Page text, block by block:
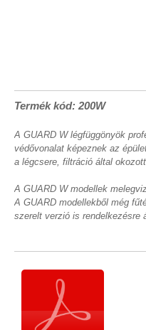
Termék kód: 200W
A GUARD W légfüggönyök
védővonalat képeznek az
a légcsere, filtráció által
A GUARD W modellek
A GUARD modellekből még
szerelt verzió is rendelkezésre